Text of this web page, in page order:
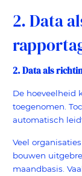
2. Data
2. Data als
De hoeveelheid
toegenomen.
automatisch
Veel
bouwen
maandbasis.